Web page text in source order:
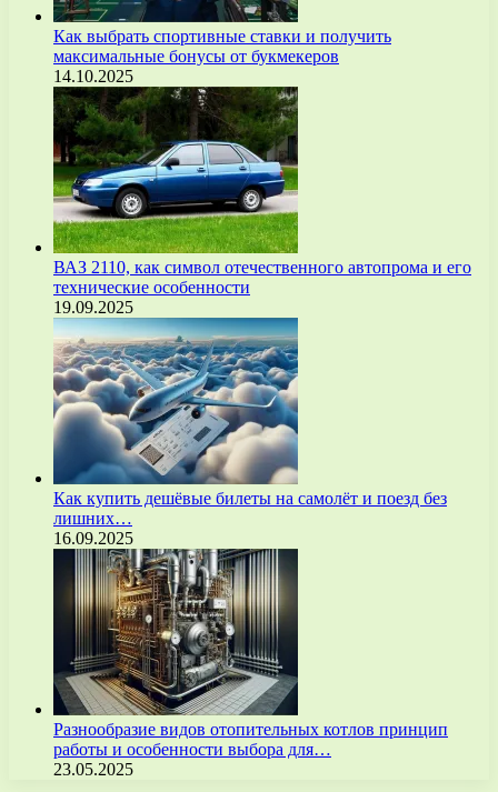
Как выбрать спортивные ставки и получить
максимальные бонусы от букмекеров
14.10.2025
ВАЗ 2110, как символ отечественного автопрома и его
технические особенности
19.09.2025
Как купить дешёвые билеты на самолёт и поезд без
лишних…
16.09.2025
Разнообразие видов отопительных котлов принцип
работы и особенности выбора для…
23.05.2025